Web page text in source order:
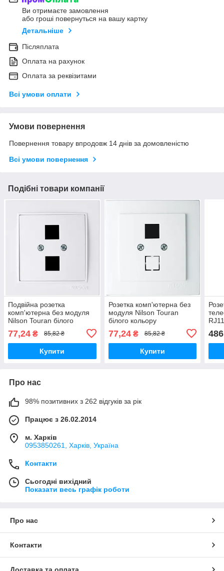
Ви отримаєте замовлення
або гроші повернуться на вашу картку
Детальніше
Післяплата
Оплата на рахунок
Оплата за реквізитами
Всі умови оплати
Умови повернення
Повернення товару впродовж 14 днів за домовленістю
Всі умови повернення
Подібні товари компанії
Подвійна розетка
комп'ютерна без модуля
Nilson Touran білого
77,24 ₴ 85,82 ₴
Купити
Розетка комп'ютерна без
модуля Nilson Touran
білого кольору
77,24₴ 85,82 ₴
Купити
Про нас
98% позитивних з 262 відгуків за рік
Працює з 26.02.2014
м. Харків
0953850261, Харків, Україна
Контакти
Сьогодні вихідний
Показати весь графік роботи
Про нас
Контакти